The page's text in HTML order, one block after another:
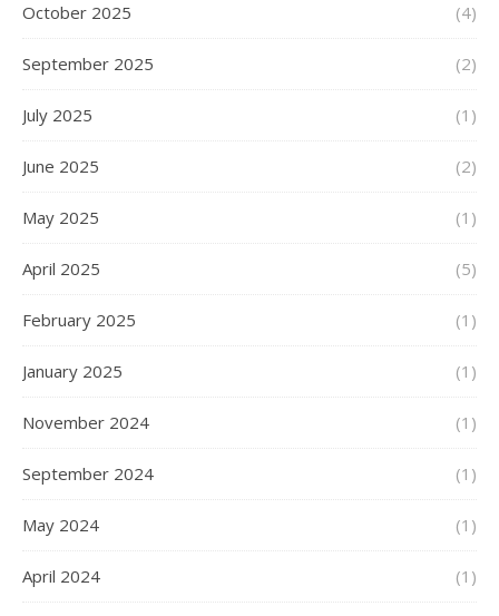
October 2025 (4)
September 2025 (2)
July 2025 (1)
June 2025 (2)
May 2025 (1)
April 2025 (5)
February 2025 (1)
January 2025 (1)
November 2024 (1)
September 2024 (1)
May 2024 (1)
April 2024 (1)